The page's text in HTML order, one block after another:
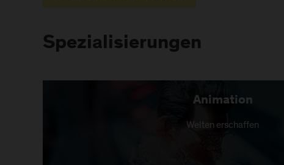
Spezialisierungen
Animation
Welten erschaffen